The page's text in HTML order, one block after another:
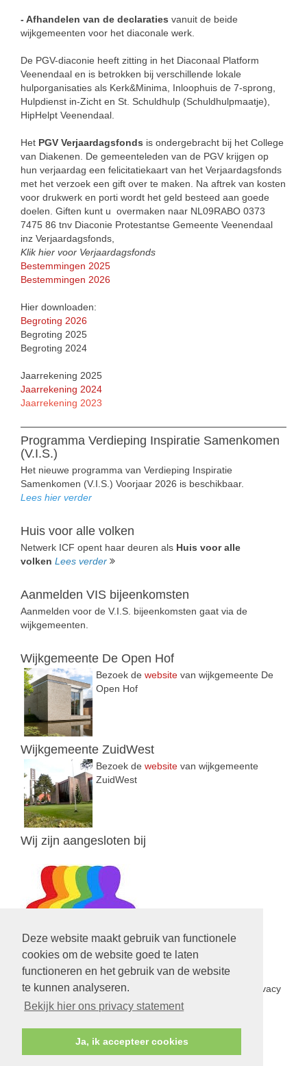
Deze website maakt gebruik van functionele
cookies om de website goed te laten
functioneren en het gebruik van de website
te kunnen analyseren.
Bekijk hier ons privacy statement
Ja, ik accepteer cookies
- Afhandelen van de declaraties vanuit de beide
wijkgemeenten voor het diaconale werk.
De PGV-diaconie heeft zitting in het Diaconaal Platform
Veenendaal en is betrokken bij verschillende lokale
hulporganisaties als Kerk&Minima, Inloophuis de 7-sprong,
Hulpdienst in-Zicht en St. Schuldhulp (Schuldhulpmaatje),
HipHelpt Veenendaal.
Het PGV Verjaardagsfonds is ondergebracht bij het College
van Diakenen. De gemeenteleden van de PGV krijgen op
hun verjaardag een felicitatiekaart van het Verjaardagsfonds
met het verzoek een gift over te maken. Na aftrek van kosten
voor drukwerk en porti wordt het geld besteed aan goede
doelen. Giften kunt u overmaken naar NL09RABO 0373
7475 86 tnv Diaconie Protestantse Gemeente Veenendaal
inz Verjaardagsfonds,
Klik hier voor Verjaardagsfonds
Bestemmingen 2025
Bestemmingen 2026
Hier downloaden:
Begroting 2026
Begroting 2025
Begroting 2024
Jaarrekening 2025
Jaarrekening 2024
Jaarrekening 2023
Programma Verdieping Inspiratie Samenkomen
(V.I.S.)
Het nieuwe programma van Verdieping Inspiratie
Samenkomen (V.I.S.) Voorjaar 2026 is beschikbaar.
Lees hier verder
Huis voor alle volken
Netwerk ICF opent haar deuren als Huis voor alle
volken Lees verder
Aanmelden VIS bijeenkomsten
Aanmelden voor de V.I.S. bijeenkomsten gaat via de
wijkgemeenten.
Wijkgemeente De Open Hof
Bezoek de website van wijkgemeente De
Open Hof
Wijkgemeente ZuidWest
Bezoek de website van wijkgemeente
ZuidWest
Wij zijn aangesloten bij
Privacy Statement
In het kader van de nieuwe privacy wetgeving is een privacy
statement opgesteld voor de PGV.Lees hier verder